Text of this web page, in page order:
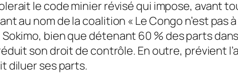
le code minier révisé qui impose, avant
au nom de la coalition « Le Congo n’est pas
bien que détenant 60 % des parts dans
son droit de contrôle. En outre, prévient
diluer ses parts.